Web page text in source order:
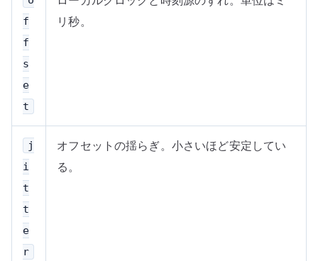
f
f
s
e
t
リ秒。
j
i
t
t
e
r
オフセットの揺らぎ。小さいほど安定してい
る。